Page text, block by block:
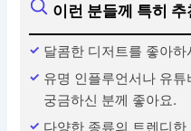
이런 분들께 특히 추
달콤한 디저트를 좋아
유명 인플루언서나 유
궁금하신 분께 좋아요.
다양한 종류의 트렌디